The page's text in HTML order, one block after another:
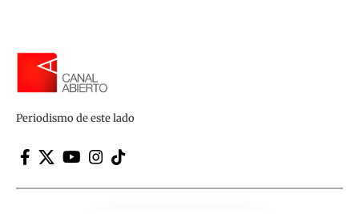
Periodismo de este lado